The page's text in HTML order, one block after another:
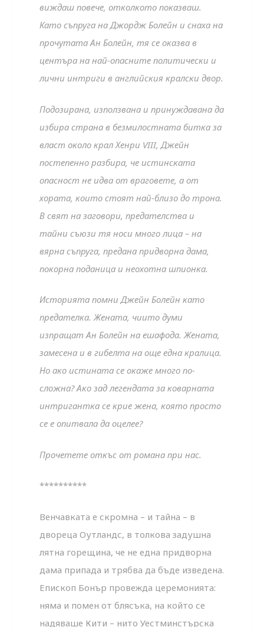
виждаш повече, отколкото показваш.
Като съпруга на Джордж Болейн и снаха на
прочутата Ан Болейн, тя се оказва в
центъра на най-опасните политически и
лични интриги в английския кралски двор.
Подозирана, използвана и принуждавана да
избира страна в безмилостната битка за
власт около крал Хенри VIII, Джейн
постепенно разбира, че истинската
опасност не идва от враговете, а от
хората, които стоят най-близо до трона.
В свят на заговори, предателства и
тайни съюзи тя носи много лица – на
вярна съпруга, предана придворна дама,
покорна поданица и неохотна шпионка.
Историята помни Джейн Болейн като
предателка. Жената, чиито думи
изпращат Ан Болейн на ешафода. Жената,
замесена и в гибелта на още една кралица.
Но ако истината се окаже много по-
сложна? Ако зад легендата за коварната
интригантка се крие жена, която просто
се е опитвала да оцелее?
Прочетете откъс от романа при нас.
**********
Венчавката е скромна – и тайна – в
двореца Оутландс, в толкова задушна
лятна горещина, че не една придворна
дама припада и трябва да бъде изведена.
Епископ Бонър провежда церемонията:
няма и помен от блясъка, на който се
надяваше Кити – нито Уестминстърска